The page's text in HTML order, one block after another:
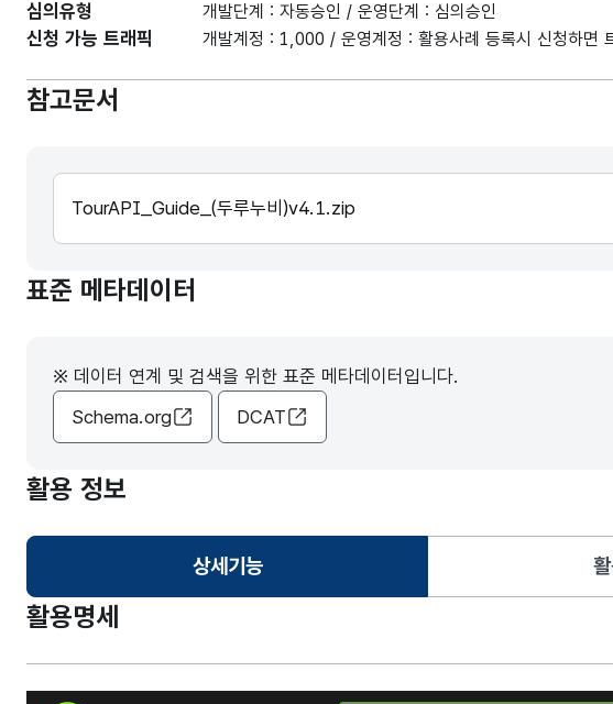
심의유형 개발단계 : 자동승인 / 운영단계 : 심의승인
신청 가능 트래픽 개발계정 : 1,000 / 운영계정 : 활용사례 등록시 신청하면
참고문서
TourAPI_Guide_(두루누비)v4.1.zip
표준 메타데이터
※ 데이터 연계 및 검색을 위한 표준 메타데이터입니다.
Schema.org
DCAT
활용 정보
상세기능
선택됨
활용명세